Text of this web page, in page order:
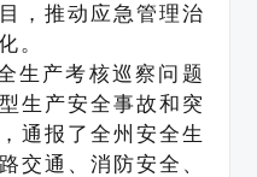
，推动应急管理治
。
生产考核巡察问题
生产安全事故和突
通报了全州安全生
交通、消防安全、